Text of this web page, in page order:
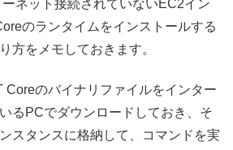
ネット接続されていないEC2イン
のランタイムをインストールする
方をメモしておきます。
Coreのバイナリファイルをインター
るPCでダウンロードしておき、そ
スタンスに格納して、コマンドを実